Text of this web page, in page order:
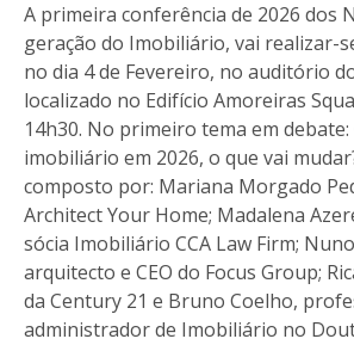
A primeira conferência de 2026 dos
geração do Imobiliário, vai realizar-
no dia 4 de Fevereiro, no auditório
localizado no Edifício Amoreiras
14h30. No primeiro tema em debate:
imobiliário em 2026, o que vai
composto por: Mariana Morgado
Architect Your Home; Madalena
sócia Imobiliário CCA Law Firm;
arquitecto e CEO do Focus Group;
da Century 21 e Bruno Coelho,
administrador de Imobiliário no